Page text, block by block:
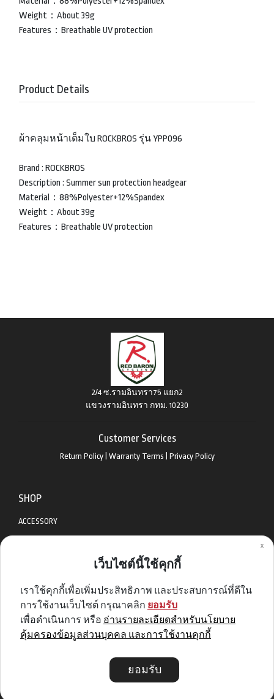
x
เว็บไซต์นี้ใช้คุกกี้
เราใช้คุกกี้เพื่อเพิ่มประสิทธิภาพ และประสบการณ์ที่ดีใน
การใช้งานเว็บไซต์ กรุณาคลิก ยอมรับ
เพื่อดำเนินการ หรือ อ่านรายละเอียดสำหรับนโยบาย
คุ้มครองข้อมูลส่วนบุคคล และการใช้งานคุกกี้
ยอมรับ
Weight：About 39g
Features：Breathable UV protection
Product Details
ผ้าคลุมหน้าเต็มใบ ROCKBROS รุ่น YPP096
Brand : ROCKBROS
Description : Summer sun protection headgear
Material：88%Polyester+12%Spandex
Weight：About 39g
Features：Breathable UV protection
2/4 ซ.รามอินทรา75 แยก2
แขวงรามอินทรา กทม. 10230
Customer Services
Return Policy| Warranty Terms Privacy Policy
SHOP
ACCESSORY
DIABLO BIKE
GET SPECIAL DEAL & OFFERS
Sign me up